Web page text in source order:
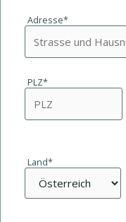
Adresse*
PLZ*
Land*